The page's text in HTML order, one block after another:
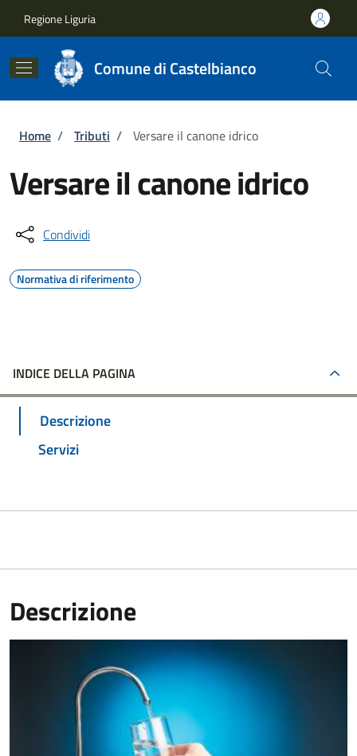
Regione Liguria
Comune di Castelbianco
Briciole di pane
Home / Tributi / Versare il canone idrico
Versare il canone idrico
Condividi
Normativa di riferimento
INDICE DELLA PAGINA
Descrizione
Servizi
Descrizione